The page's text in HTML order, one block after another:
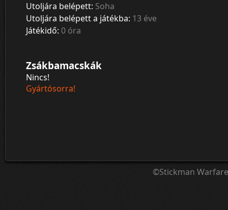
Utoljára belépett: Soha
Utoljára belépett a játékba: 13 éve
Játékidő: 0 óra
Zsákbamacskák
Nincs!
Gyártósorra!
©Stickman Warfare